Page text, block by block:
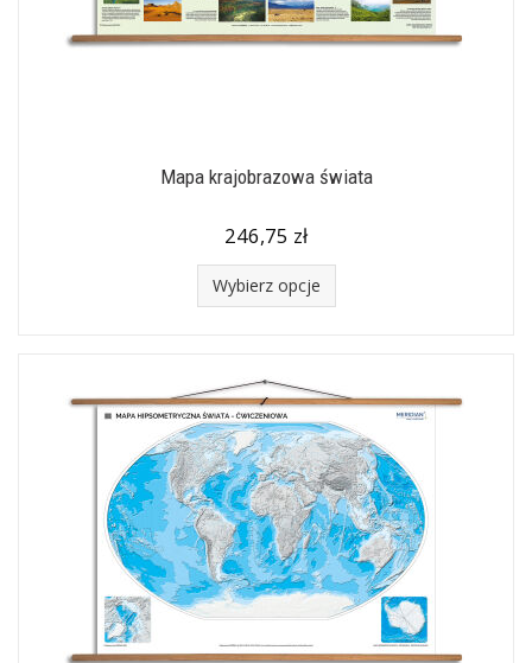
Mapa krajobrazowa świata
246,75 zł
Wybierz opcje